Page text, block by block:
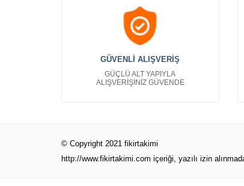
Av Malzemeleri Kartvizit
Ayakkabıcı Kartvizitleri Bayan
Çanta Kartvizit
Bayan Giyim Kartvizit
Denizcilik Kartvizit
Gıda Kartvizit
Güvenlik Kartvizit
GÜVENLİ ALIŞVERİŞ
GÜÇLÜ ALT YAPIYLA
ALIŞVERİŞİNİZ GÜVENDE
© Copyright 2021 fikirtakimi
http://www.fikirtakimi.com içeriği, yazılı izin